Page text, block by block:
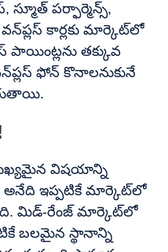
స్మూత్ పర్ఫార్మెన్స్,
కార్లకు మార్కెట్​లో
పాయింట్లను తక్కువ
ఫోన్ కొనాలనుకునే
విషయాన్ని
అనేది ఇప్పటికే మార్కెట్​లో
మిడ్-రేంజ్ మార్కెట్​లో
బలమైన స్థానాన్ని